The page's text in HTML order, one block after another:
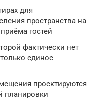
для
пространства на
гостей
фактически нет
единое
проектируются
планировки